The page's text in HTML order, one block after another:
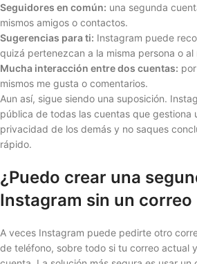
Seguidores en común: una segunda
mismos amigos o contactos.
Sugerencias para ti: Instagram puede
quizá pertenezcan a la misma persona o al
Mucha interacción entre dos cuentas:
mismos me gusta o comentarios.
Aun así, sigue siendo una suposición.
pública de todas las cuentas que gestiona
privacidad de los demás y no saques
rápido.
¿Puedo crear una
Instagram sin un correo
A veces Instagram puede pedirte otro
de teléfono, sobre todo si tu correo actual